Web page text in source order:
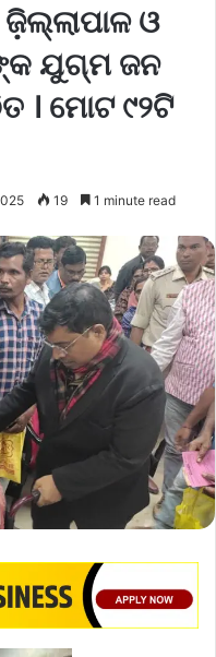
ଓ
ଯୁଗ୍ମ ଜନ
। ମୋଟ ୯୨ଟି
19 1 minute read